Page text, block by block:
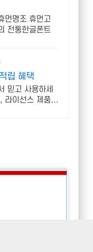
먼명조.휴먼고
전통한글폰트
립 혜택
믿고 사용하세
라이선스 제품으